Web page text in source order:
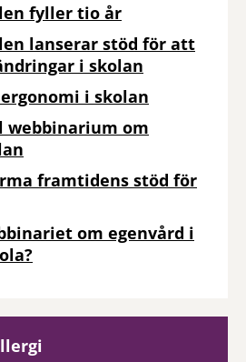
fyller tio år
lanserar stöd för att
i skolan
i skolan
om
framtidens stöd för
om egenvård i